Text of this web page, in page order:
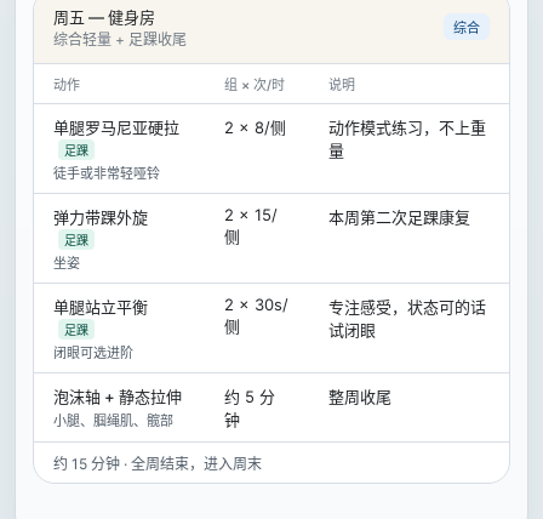
周五 — 健身房
综合轻量 + 足踝收尾
综合
动作 组 × 次/时 说明
单腿罗马尼亚硬拉
足踝
徒手或非常轻哑铃
2 × 8/侧
动作模式练习，不上重
量
弹力带踝外旋
足踝
坐姿
2 × 15/
侧
本周第二次足踝康复
单腿站立平衡
足踝
闭眼可选进阶
2 × 30s/
侧
专注感受，状态可的话
试闭眼
泡沫轴 + 静态拉伸
小腿、腘绳肌、髋部
约 5 分
钟
整周收尾
约 15 分钟 · 全周结束，进入周末